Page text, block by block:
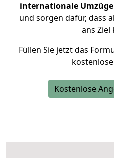
internationale
und sorgen dafür, dass
ans Ziel
Füllen Sie jetzt das
Kostenlose